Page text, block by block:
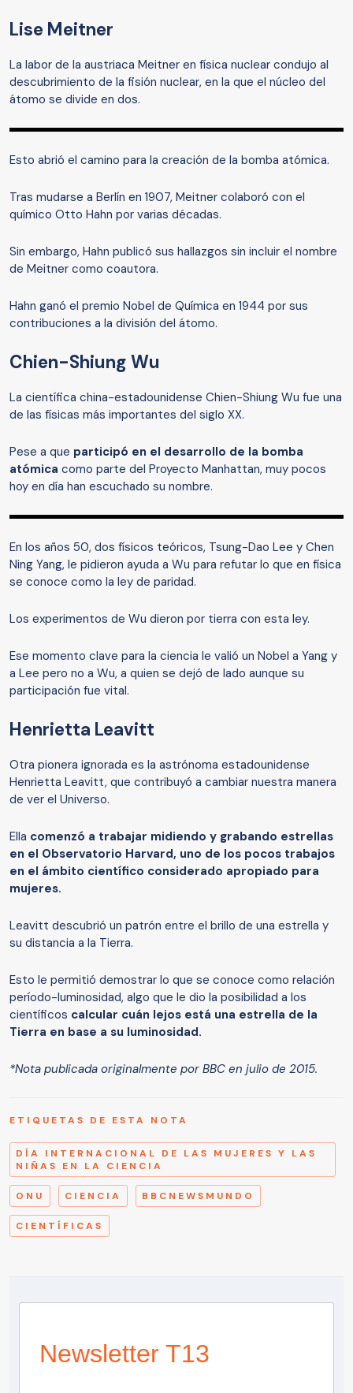
Lise Meitner
La labor de la austriaca Meitner en física nuclear condujo al
descubrimiento de la fisión nuclear, en la que el núcleo del
átomo se divide en dos.
Esto abrió el camino para la creación de la bomba atómica.
Tras mudarse a Berlín en 1907, Meitner colaboró con el
químico Otto Hahn por varias décadas.
Sin embargo, Hahn publicó sus hallazgos sin incluir el nombre
de Meitner como coautora.
Hahn ganó el premio Nobel de Química en 1944 por sus
contribuciones a la división del átomo.
Chien-Shiung Wu
La científica china-estadounidense Chien-Shiung Wu fue una
de las físicas más importantes del siglo XX.
Pese a que participó en el desarrollo de la bomba
atómica como parte del Proyecto Manhattan, muy pocos
hoy en día han escuchado su nombre.
En los años 50, dos físicos teóricos, Tsung-Dao Lee y Chen
Ning Yang, le pidieron ayuda a Wu para refutar lo que en física
se conoce como la ley de paridad.
Los experimentos de Wu dieron por tierra con esta ley.
Ese momento clave para la ciencia le valió un Nobel a Yang y
a Lee pero no a Wu, a quien se dejó de lado aunque su
participación fue vital.
Henrietta Leavitt
Otra pionera ignorada es la astrónoma estadounidense
Henrietta Leavitt, que contribuyó a cambiar nuestra manera
de ver el Universo.
Ella comenzó a trabajar midiendo y grabando estrellas
en el Observatorio Harvard, uno de los pocos trabajos
en el ámbito científico considerado apropiado para
mujeres.
Leavitt descubrió un patrón entre el brillo de una estrella y
su distancia a la Tierra.
Esto le permitió demostrar lo que se conoce como relación
período-luminosidad, algo que le dio la posibilidad a los
científicos calcular cuán lejos está una estrella de la
Tierra en base a su luminosidad.
*Nota publicada originalmente por BBC en julio de 2015.
ETIQUETAS DE ESTA NOTA
DÍA INTERNACIONAL DE LAS MUJERES Y LAS
NIÑAS EN LA CIENCIA
ONU CIENCIA BBCNEWSMUNDO
CIENTÍFICAS
Newsletter T13